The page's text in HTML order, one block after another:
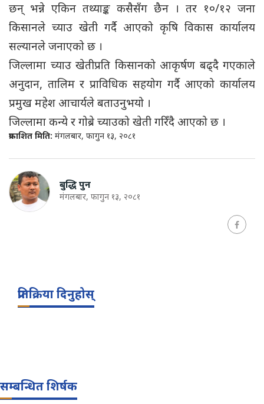
छन् भन्ने एकिन तथ्याङ्क कसैसँग छैन । तर १०/१२ जना
किसानले च्याउ खेती गर्दै आएको कृषि विकास कार्यालय
सल्यानले जनाएको छ ।
जिल्लामा च्याउ खेतीप्रति किसानको आकृर्षण बढ्दै गएकाले
अनुदान, तालिम र प्राविधिक सहयोग गर्दै आएको कार्यालय
प्रमुख महेश आचार्यले बताउनुभयो ।
जिल्लामा कन्ये र गोब्रे च्याउको खेती गरिँदै आएको छ ।
प्रकाशित मिति: मंगलबार, फागुन १३, २०८१
बुद्धि पुन
मंगलबार, फागुन १३, २०८१
प्रतिक्रिया दिनुहोस्
सम्बन्धित शिर्षक